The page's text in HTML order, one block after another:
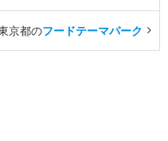
京都のフードテーマパーク